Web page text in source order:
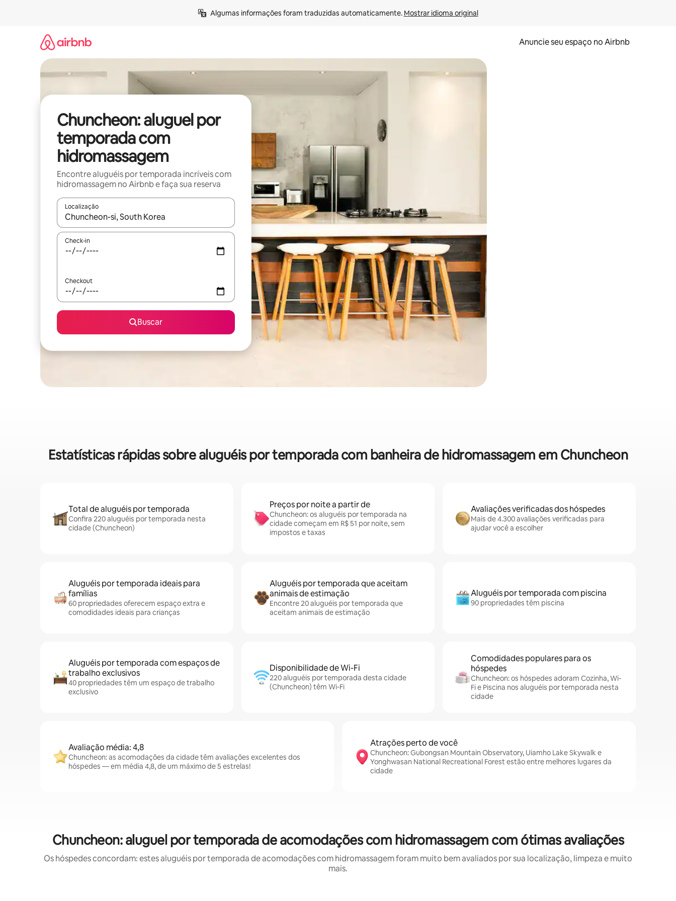
Algumas informações foram traduzidas automaticamente. Mostrar idioma original
Anuncie seu espaço no Airbnb
Chuncheon: aluguel por
temporada com
hidromassagem
Encontre aluguéis por temporada incríveis com
hidromassagem no Airbnb e faça sua reserva
Localização
Quando os resultados estiverem disponíveis, explore-os usando as seta para cima e para baixo do teclado ou tocando e deslizando o dedo na tela.
Check-in
Checkout
Buscar
Estatísticas rápidas sobre aluguéis por temporada com banheira de hidromassagem em Chuncheon
Total de aluguéis por temporada
Confira 220 aluguéis por temporada nesta
cidade (Chuncheon)
Preços por noite a partir de
Chuncheon: os aluguéis por temporada na
cidade começam em R$ 51 por noite, sem
impostos e taxas
Avaliações verificadas dos hóspedes
Mais de 4.300 avaliações verificadas para
ajudar você a escolher
Aluguéis por temporada ideais para
famílias
60 propriedades oferecem espaço extra e
comodidades ideais para crianças
Aluguéis por temporada que aceitam
animais de estimação
Encontre 20 aluguéis por temporada que
aceitam animais de estimação
Aluguéis por temporada com piscina
90 propriedades têm piscina
Aluguéis por temporada com espaços de
trabalho exclusivos
40 propriedades têm um espaço de trabalho
exclusivo
Disponibilidade de Wi-Fi
220 aluguéis por temporada desta cidade
(Chuncheon) têm Wi-Fi
Comodidades populares para os
hóspedes
Chuncheon: os hóspedes adoram Cozinha, Wi-
Fi e Piscina nos aluguéis por temporada nesta
cidade
Avaliação média: 4,8
Chuncheon: as acomodações da cidade têm avaliações excelentes dos
hóspedes — em média 4,8, de um máximo de 5 estrelas!
Atrações perto de você
Chuncheon: Gubongsan Mountain Observatory, Uiamho Lake Skywalk e
Yonghwasan National Recreational Forest estão entre melhores lugares da
cidade
Chuncheon: aluguel por temporada de acomodações com hidromassagem com ótimas avaliações
Os hóspedes concordam: estes aluguéis por temporada de acomodações com hidromassagem foram muito bem avaliados por sua localização, limpeza e muito
mais.